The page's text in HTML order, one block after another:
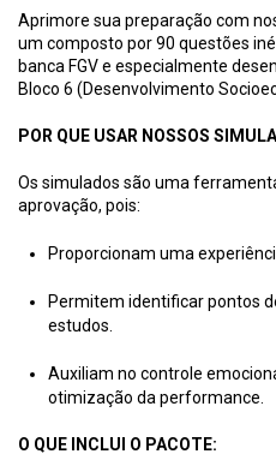
Aprimore sua preparação com
um composto por 90 questões
banca FGV e especialmente
Bloco 6 (Desenvolvimento
POR QUE USAR NOSSOS
Os simulados são uma
aprovação, pois:
Proporcionam uma
Permitem identificar pontos
estudos.
Auxiliam no controle
otimização da performance.
O QUE INCLUI O PACOTE: